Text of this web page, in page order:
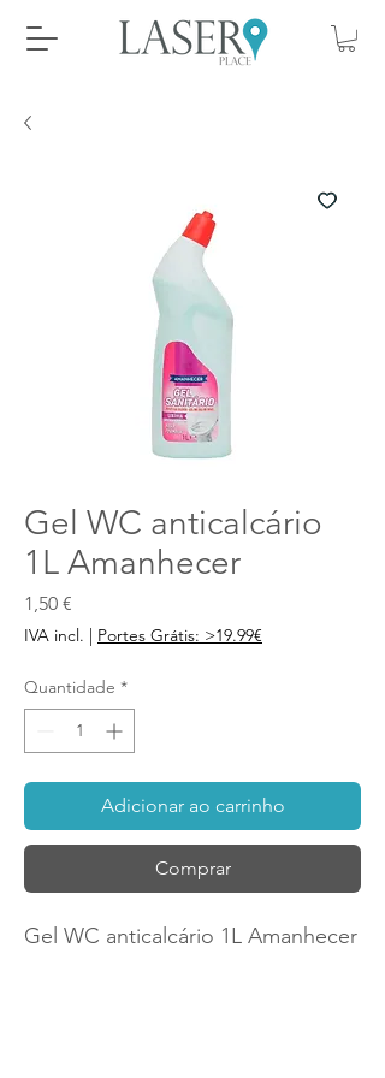
Gel WC anticalcário
1L Amanhecer
1,50 €
IVA incl. | Portes Grátis: >19.99€
Quantidade *
Adicionar ao carrinho
Comprar
Gel WC anticalcário 1L Amanhecer